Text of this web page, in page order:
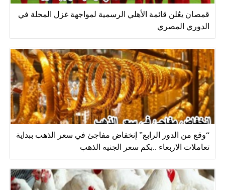
قمصان يعُلن قائمة الأهلي الرسمية لمواجهة غزل المحلة في
الدوري المصري
“وقع من الدور الرابع” إنخفاض مفاجئ في سعر الذهب ببداية
تعاملات الاربعاء ..بكم سعر الجنيه الذهب